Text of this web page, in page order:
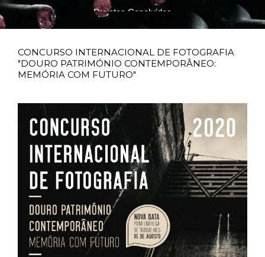
Projetos Concluídos
CONCURSO INTERNACIONAL DE FOTOGRAFIA
"DOURO PATRIMÓNIO CONTEMPORÂNEO:
MEMÓRIA COM FUTURO"